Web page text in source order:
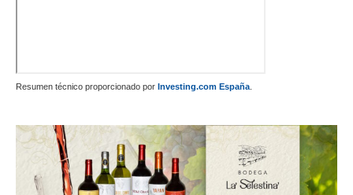
Resumen técnico proporcionado por Investing.com España